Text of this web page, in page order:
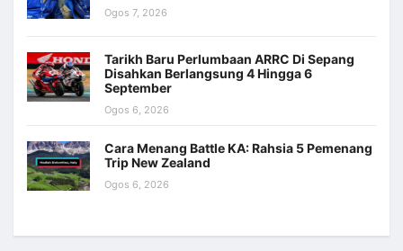
Ogos 7, 2026
Tarikh Baru Perlumbaan ARRC Di Sepang
Disahkan Berlangsung 4 Hingga 6
September
Ogos 6, 2026
Cara Menang Battle KA: Rahsia 5 Pemenang
Trip New Zealand
Ogos 6, 2026